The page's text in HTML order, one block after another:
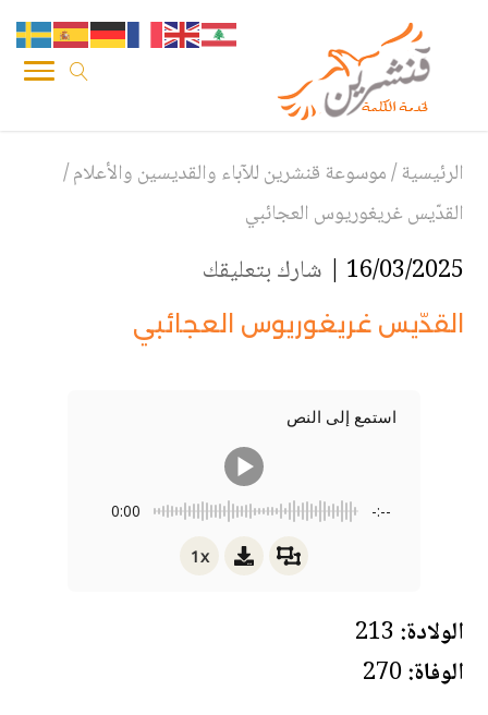
الرئيسية/موسوعة قنشرين للآباء والقديسين والأعلام/
القدّيس غريغوريوس العجائبي
16/03/2025 | شارك بتعليقك
القدّيس غريغوريوس العجائبي
استمع إلى النص
0:00 -:--
1x
الولادة:
الوفاة: